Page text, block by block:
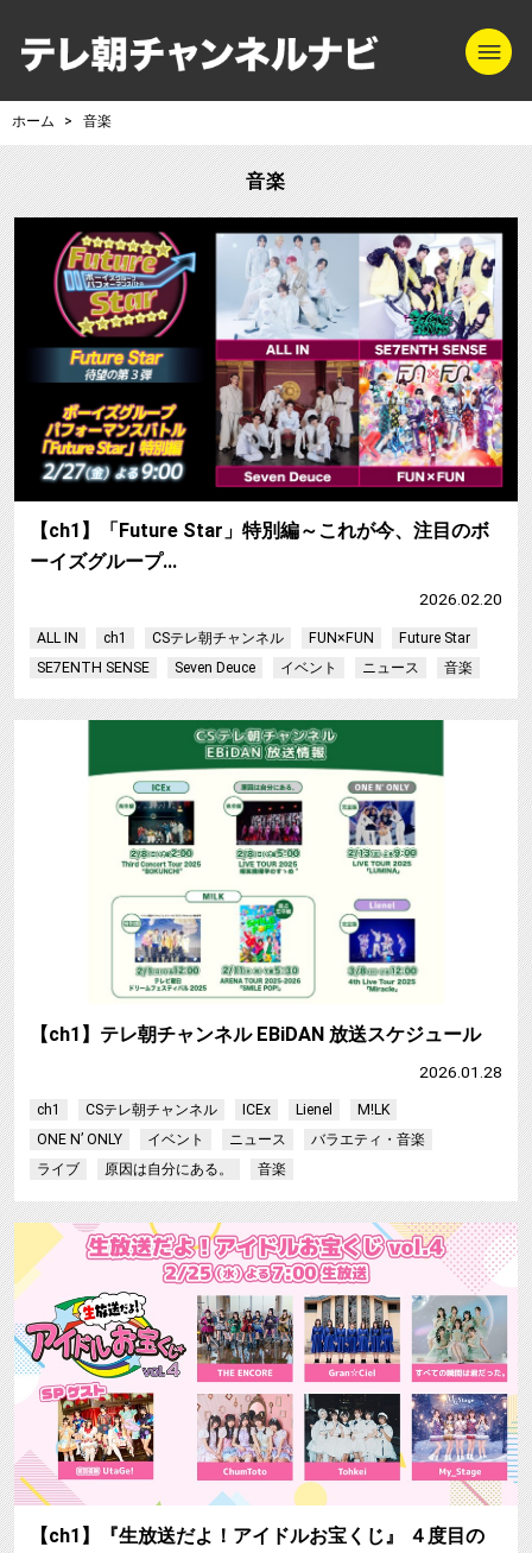
テレ朝チャンネ
ホーム 音楽
音楽
【ch1】「Future Star」特別編～これが今、注目のボ
ーイズグループ…
2026.02.20
ALL IN ch1 CSテレ朝チャンネル FUN×FUN
Future Star
SE7ENTH SENSE
Seven Deuce イベント ニュース 音楽
【ch1】テレ朝チャンネル EBiDAN 放送スケジュール
2026.01.28
ch1 CSテレ朝チャンネル ICEx Lienel
M!LK
ONE N’ ONLY
イベント ニュース
バラエティ・音楽
ライブ
原因は自分にある。 音楽
【ch1】『生放送だよ！アイドルお宝くじ』 ４度目の